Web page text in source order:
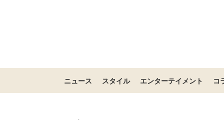
ニュース スタイル エンターテイメント コ